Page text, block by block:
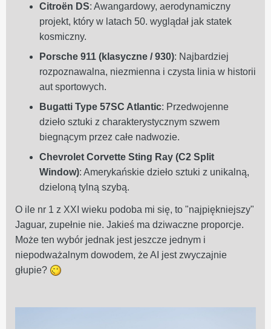
Citroën DS: Awangardowy, aerodynamiczny
projekt, który w latach 50. wyglądał jak statek
kosmiczny.
Porsche 911 (klasyczne / 930): Najbardziej
rozpoznawalna, niezmienna i czysta linia w historii
aut sportowych.
Bugatti Type 57SC Atlantic: Przedwojenne
dzieło sztuki z charakterystycznym szwem
biegnącym przez całe nadwozie.
Chevrolet Corvette Sting Ray (C2 Split
Window): Amerykańskie dzieło sztuki z unikalną,
dzieloną tylną szybą.
O ile nr 1 z XXI wieku podoba mi się, to "najpiękniejszy"
Jaguar, zupełnie nie. Jakieś ma dziwaczne proporcje.
Może ten wybór jednak jest jeszcze jednym i
niepodważalnym dowodem, że AI jest zwyczajnie
głupie?